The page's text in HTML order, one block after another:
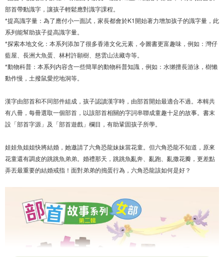
部首帶動識字，讓孩子輕鬆應對識字課程。
*提高識字量：為了應付小一面試，家長都會於K1開始著力增加孩子的識字量，此
系列能幫助孩子提高識字量。
*探索本地文化：本系列添加了很多香港文化元素，令圖書更富趣味，例如：灣仔
藍屋、長洲大魚蛋、林村許願樹、慈雲山法藏寺等。
*動物科普：本系列内容含一些簡單的動物科普知識，例如：水獺擅長游泳，樹懶
動作慢，土撥鼠愛挖地洞等。
漢字由部首和不同部件組成，孩子認讀漢字時，由部首開始最適合不過。本輯共
有八冊，每冊選取一個部首，以該部首相關的字詞串聯成童趣十足的故事。書末
設「部首字源」及「部首遊戲」欄目，有助鞏固孩子所學。
娃娃魚姐姐快將結婚，她邀請了六角恐龍妹妹當花童。但六角恐龍不知道，原來
花童還有調皮的跳跳魚弟弟。婚禮那天，跳跳魚亂奔、亂跑、亂撒花瓣，更差點
弄丟最重要的結婚戒指！面對弟弟的搗蛋行為，六角恐龍該如何是好？